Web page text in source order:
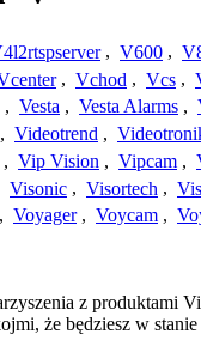
, V600 ,
, Vchod , Vcs ,
, Vesta , Vesta Alarms ,
, Videotrend ,
, Vip Vision , Vipcam ,
Visonic , Visortech ,
, Voyager , Voycam ,
z produktami
że będziesz w